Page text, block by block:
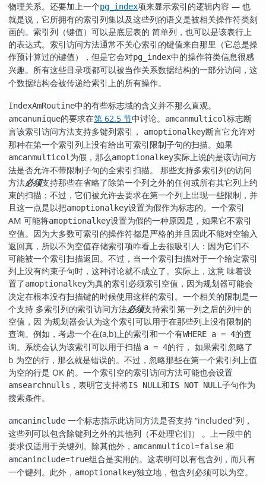
物理关系。还要加上一个pg_index项来显示索引的逻辑内容 — 也
就是说，它所拥有的索引列集以及这些列的语义是被相关操作符类刻
画的。索引列（键值）可以是底层表的 简单列，也可以是该表行上
的表达式。索引访问方法通常不关心索引的键值来自那里（它总是操
作预计算过的键值），但是它会对pg_index中的操作符类信息很感
兴趣。所有这些目录项都可以被当作关系数据结构的一部分访问，这
个数据结构会被传递给索引上的所有操作。
IndexAmRoutine中的有些标志域的含义并不那么直观。
amcanunique的要求在第 62.5 节中讨论。 amcanmulticol标志断
言该索引访问方法支持多键列索引，
amoptionalkey断言它允许对
那种在第一个索引列上没有给出可索引限制子句的扫描。如果
amcanmulticol为假，那么amoptionalkey实际上说的是该访问方
法是否允许不带限制子句的全索引扫描。 那些支持多索引列的访问
方法必须支持那些在省略了除第一个列之外的任何或所有其它列上约
束的扫描；不过，它们被允许去要求在第一个列上出现一些限制，并
且这一点是以把amoptionalkey设置为假作为标志的。一个索引
AM 可能将amoptionalkey设置为假的一种原因是，如果它不索引
空值。因为大多数可索引的操作符都是严格的并且因此不能对空输入
返回真，所以不为空值存储索引项咋看上去很吸引人：因为它们不
可能被一个索引扫描返回。不过，当一个索引扫描对于一个给定索引
列上没有约束子句时，这种讨论就不成立了。实际上，这意 味着设
置了amoptionalkey为真的索引必须索引空值，因为规划器可能会
决定在根本没有扫描键的时候使用这样的索引。一个相关的限制是一
个支持 多索引列的索引访问方法必须支持索引第一列之后的列中的
空值，因 为规划器会认为这个索引可以用于在那些列上没有限制的
查询。例如，考虑一个在(a,b)上的索引和一个有WHERE a = 4的查
询。系统会认为该索引可以用于扫描 a = 4的行， 如果索引忽略了
b 为空的行，那么就是错误的。不过，忽略那些在第一个索引列上值
为空的行是 OK 的。一个索引空的索引访问方法可能也会设置
amsearchnulls ，表明它支持将IS NULL和IS NOT NULL子句作为
搜索条件。
amcaninclude 一个标志指示此访问方法是否支持 “included”列，
这些列可以包含除键列之外的其他列（不处理它们） 。上一段中的
要求仅适用于关键列。除其他外， amcanmulticol=false 和
amcaninclude=true组合是实用的。这表明可以有包含列，而只有
一个键列。此外， amoptionalkey独立地，包含列必须可以为空。